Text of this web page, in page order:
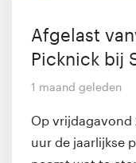
Afgelast
Picknick bij
1 maand geleden
Op vrijdagavond
uur de jaarlijkse